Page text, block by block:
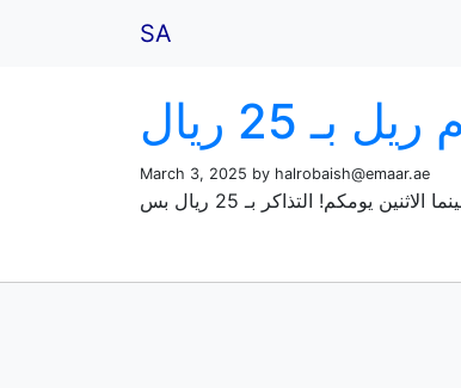
SA
March 3, 2025 by halrobaish@emaar.ae